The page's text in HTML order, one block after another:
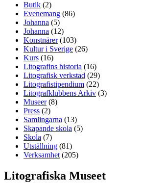
Butik (2)
Evenemang (86)
Johanna (5)
Johanna (12)
Konstnärer(103)
Kultur i Sverige (26)
Kurs (16)
Litografins historia (16)
Litografisk verkstad (29)
Litografistipendium (22)
Litografklubbens Arkiv (3)
Museer(8)
Press (2)
Samlingarna (13)
Skapande skola (5)
Skola (7)
Utställning (81)
Verksamhet (205)
Litografiska Museet